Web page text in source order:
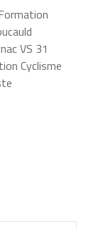
VS 31
Cyclisme